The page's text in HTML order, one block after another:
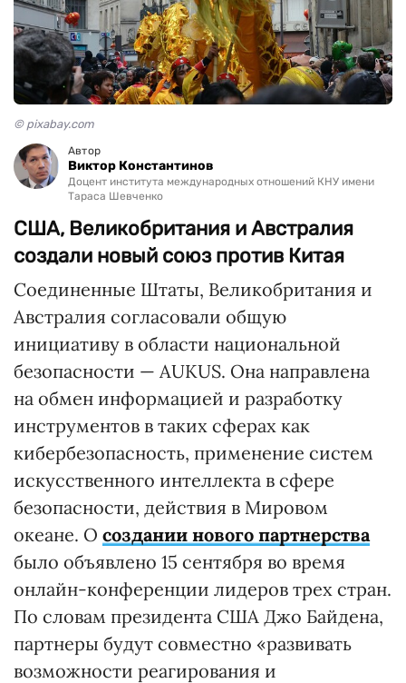
© pixabay.com
Автор
Виктор Константинов
Доцент института международных отношений КНУ имени
Тараса Шевченко
США, Великобритания и Австралия
создали новый союз против Китая
Соединенные Штаты, Великобритания и
Австралия согласовали общую
инициативу в области национальной
безопасности — AUKUS. Она направлена
на обмен информацией и разработку
инструментов в таких сферах как
кибербезопасность, применение систем
искусственного интеллекта в сфере
безопасности, действия в Мировом
океане. О создании нового партнерства
было объявлено 15 сентября во время
онлайн-конференции лидеров трех стран.
По словам президента США Джо Байдена,
партнеры будут совместно «развивать
возможности реагирования и